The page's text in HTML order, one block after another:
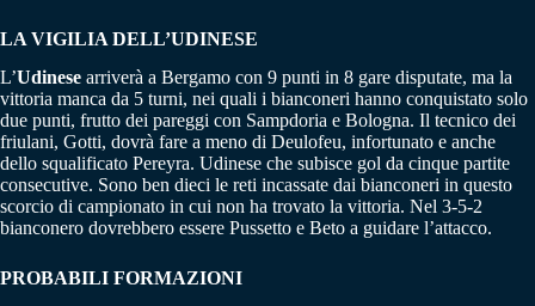
LA VIGILIA DELL’UDINESE
L’Udinese arriverà a Bergamo con 9 punti in 8 gare disputate, ma la
vittoria manca da 5 turni, nei quali i bianconeri hanno conquistato solo
due punti, frutto dei pareggi con Sampdoria e Bologna. Il tecnico dei
friulani, Gotti, dovrà fare a meno di Deulofeu, infortunato e anche
dello squalificato Pereyra. Udinese che subisce gol da cinque partite
consecutive. Sono ben dieci le reti incassate dai bianconeri in questo
scorcio di campionato in cui non ha trovato la vittoria. Nel 3-5-2
bianconero dovrebbero essere Pussetto e Beto a guidare l’attacco.
PROBABILI FORMAZIONI